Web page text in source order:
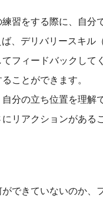
習をする際に、自
、デリバリースキル
フィードバックし
ことができます。
分の立ち位置を理
リアクションがある
できていないのか、